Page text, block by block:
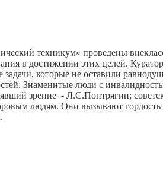
техникум» проведены
в достижении этих целей.
задачи, которые не оставили
Знаменитые люди с
зрение - Л.С.Понтрягин;
людям. Они вызывают